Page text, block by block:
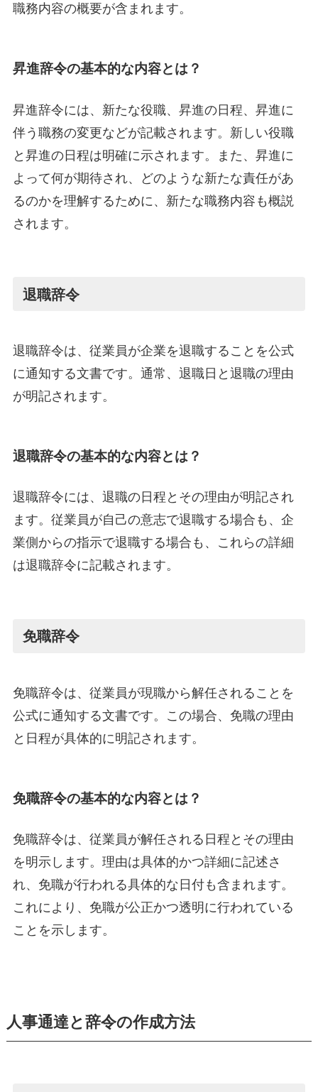
職務内容の概要が含まれます。
昇進辞令の基本的な内容とは？
昇進辞令には、新たな役職、昇進の日程、昇進に
伴う職務の変更などが記載されます。新しい役職
と昇進の日程は明確に示されます。また、昇進に
よって何が期待され、どのような新たな責任があ
るのかを理解するために、新たな職務内容も概説
されます。
退職辞令
退職辞令は、従業員が企業を退職することを公式
に通知する文書です。通常、退職日と退職の理由
が明記されます。
退職辞令の基本的な内容とは？
退職辞令には、退職の日程とその理由が明記され
ます。従業員が自己の意志で退職する場合も、企
業側からの指示で退職する場合も、これらの詳細
は退職辞令に記載されます。
免職辞令
免職辞令は、従業員が現職から解任されることを
公式に通知する文書です。この場合、免職の理由
と日程が具体的に明記されます。
免職辞令の基本的な内容とは？
免職辞令は、従業員が解任される日程とその理由
を明示します。理由は具体的かつ詳細に記述さ
れ、免職が行われる具体的な日付も含まれます。
これにより、免職が公正かつ透明に行われている
ことを示します。
人事通達と辞令の作成方法